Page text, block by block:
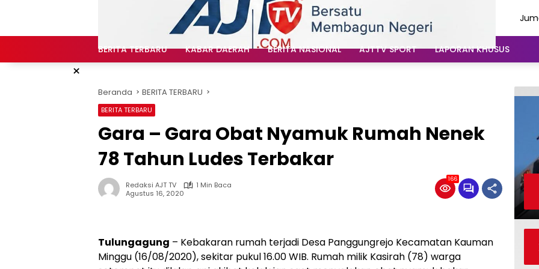
BERITA TERBARU KABAR DAERAH BERITA NASIONAL AJTTV SPORT LAPORAN KHUSUS
×
Beranda BERITA TERBARU
BERITA TERBARU
Gara – Gara Obat Nyamuk Rumah Nenek
78 Tahun Ludes Terbakar
Redaksi AJT TV
1 Min Baca
Agustus 16, 2020
166
Tulungagung – Kebakaran rumah terjadi Desa Panggungrejo Kecamatan Kauman
Minggu (16/08/2020), sekitar pukul 16.00 WIB. Rumah milik Kasirah (78) warga